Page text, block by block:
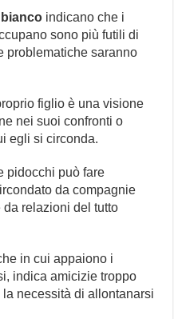
indicano che i
sono più futili di
problematiche saranno
figlio è una visione
nei suoi confronti o
egli si circonda.
pidocchi può fare
da compagnie
relazioni del tutto
in cui appaiono i
indica amicizie troppo
necessità di allontanarsi